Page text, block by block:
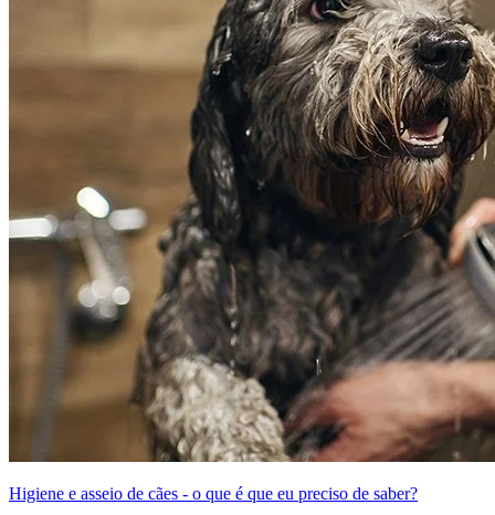
Higiene e asseio de cães - o que é que eu preciso de saber?